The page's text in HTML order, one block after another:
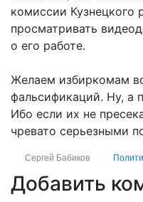
комиссии Кузнецкого
просматривать
о его работе.
Желаем избиркомам
фальсификаций. Ну, а
Ибо если их не
чревато серьезными
Сергей Бабиков
Добавить